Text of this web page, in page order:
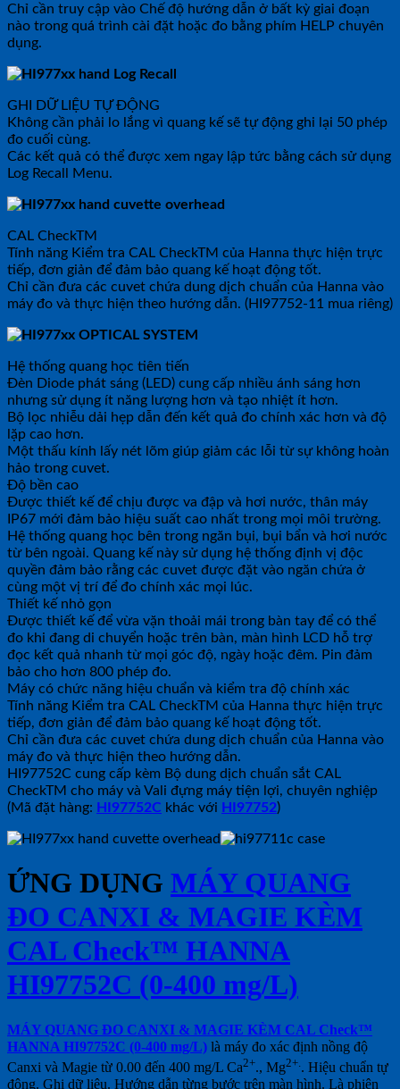
Chỉ cần truy cập vào Chế độ hướng dẫn ở bất kỳ giai đoạn
nào trong quá trình cài đặt hoặc đo bằng phím HELP chuyên
dụng.
GHI DỮ LIỆU TỰ ĐỘNG
Không cần phải lo lắng vì quang kế sẽ tự động ghi lại 50 phép
đo cuối cùng.
Các kết quả có thể được xem ngay lập tức bằng cách sử dụng
Log Recall Menu.
CAL CheckTM
Tính năng Kiểm tra CAL CheckTM của Hanna thực hiện trực
tiếp, đơn giản để đảm bảo quang kế hoạt động tốt.
Chỉ cần đưa các cuvet chứa dung dịch chuẩn của Hanna vào
máy đo và thực hiện theo hướng dẫn. (HI97752-11 mua riêng)
Hệ thống quang học tiên tiến
Đèn Diode phát sáng (LED) cung cấp nhiều ánh sáng hơn
nhưng sử dụng ít năng lượng hơn và tạo nhiệt ít hơn.
Bộ lọc nhiễu dải hẹp dẫn đến kết quả đo chính xác hơn và độ
lặp cao hơn.
Một thấu kính lấy nét lõm giúp giảm các lỗi từ sự không hoàn
hảo trong cuvet.
Độ bền cao
Được thiết kế để chịu được va đập và hơi nước, thân máy
IP67 mới đảm bảo hiệu suất cao nhất trong mọi môi trường.
Hệ thống quang học bên trong ngăn bụi, bụi bẩn và hơi nước
từ bên ngoài. Quang kế này sử dụng hệ thống định vị độc
quyền đảm bảo rằng các cuvet được đặt vào ngăn chứa ở
cùng một vị trí để đo chính xác mọi lúc.
Thiết kế nhỏ gọn
Được thiết kế để vừa vặn thoải mái trong bàn tay để có thể
đo khi đang di chuyển hoặc trên bàn, màn hình LCD hỗ trợ
đọc kết quả nhanh từ mọi góc độ, ngày hoặc đêm. Pin đảm
bảo cho hơn 800 phép đo.
Máy có chức năng hiệu chuẩn và kiểm tra độ chính xác
Tính năng Kiểm tra CAL CheckTM của Hanna thực hiện trực
tiếp, đơn giản để đảm bảo quang kế hoạt động tốt.
Chỉ cần đưa các cuvet chứa dung dịch chuẩn của Hanna vào
máy đo và thực hiện theo hướng dẫn.
HI97752C cung cấp kèm Bộ dung dịch chuẩn sắt CAL
CheckTM cho máy và Vali đựng máy tiện lợi, chuyên nghiệp
(Mã đặt hàng: HI97752C khác với HI97752)
ỨNG DỤNG MÁY QUANG
ĐO CANXI & MAGIE KÈM
CAL Check™ HANNA
HI97752C (0-400 mg/L)
MÁY QUANG ĐO CANXI & MAGIE KÈM CAL Check™
HANNA HI97752C (0-400 mg/L) là máy đo xác định nồng độ
Canxi và Magie từ 0.00 đến 400 mg/L Ca2+., Mg2+. . Hiệu chuẩn tự
động. Ghi dữ liệu. Hướng dẫn từng bước trên màn hình. Là phiên